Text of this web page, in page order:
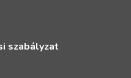
szabályzat